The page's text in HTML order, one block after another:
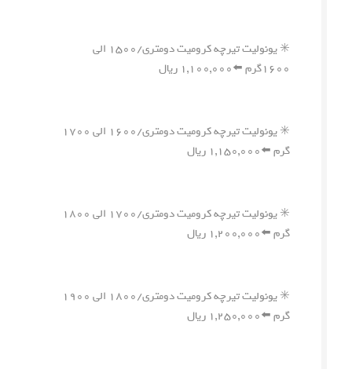
✳️ یونولیت تیرچه کرومیت دومتری/۱۵۰۰ الی
۱۶۰۰گرم ⬅️۱,۱۰۰,۰۰۰ ریال
✳️ یونولیت تیرچه کرومیت دومتری/۱۶۰۰ الی ۱۷۰۰
گرم ⬅️۱,۱۵۰,۰۰۰ ریال
✳️ یونولیت تیرچه کرومیت دومتری/۱۷۰۰ الی ۱۸۰۰
گرم ⬅️۱,۲۰۰,۰۰۰ ریال
✳️ یونولیت تیرچه کرومیت دومتری/۱۸۰۰ الی ۱۹۰۰
گرم ⬅️۱,۲۵۰,۰۰۰ ریال